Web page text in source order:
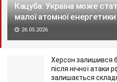
Кацуба: Україна може
малої атомної
26.05.2026
Херсон залишився
після нічної атаки
залишається